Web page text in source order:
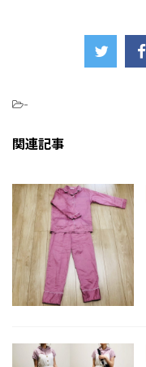
-
関連記事